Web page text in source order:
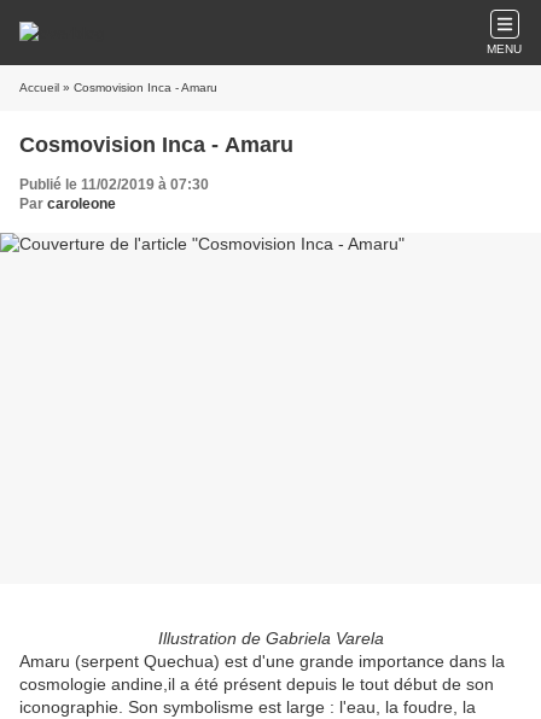
MENU
Accueil » Cosmovision Inca - Amaru
Cosmovision Inca - Amaru
Publié le 11/02/2019 à 07:30
Par caroleone
Illustration de Gabriela Varela
Amaru (serpent Quechua) est d'une grande importance dans la
cosmologie andine,il a été présent depuis le tout début de son
iconographie. Son symbolisme est large : l'eau, la foudre, la